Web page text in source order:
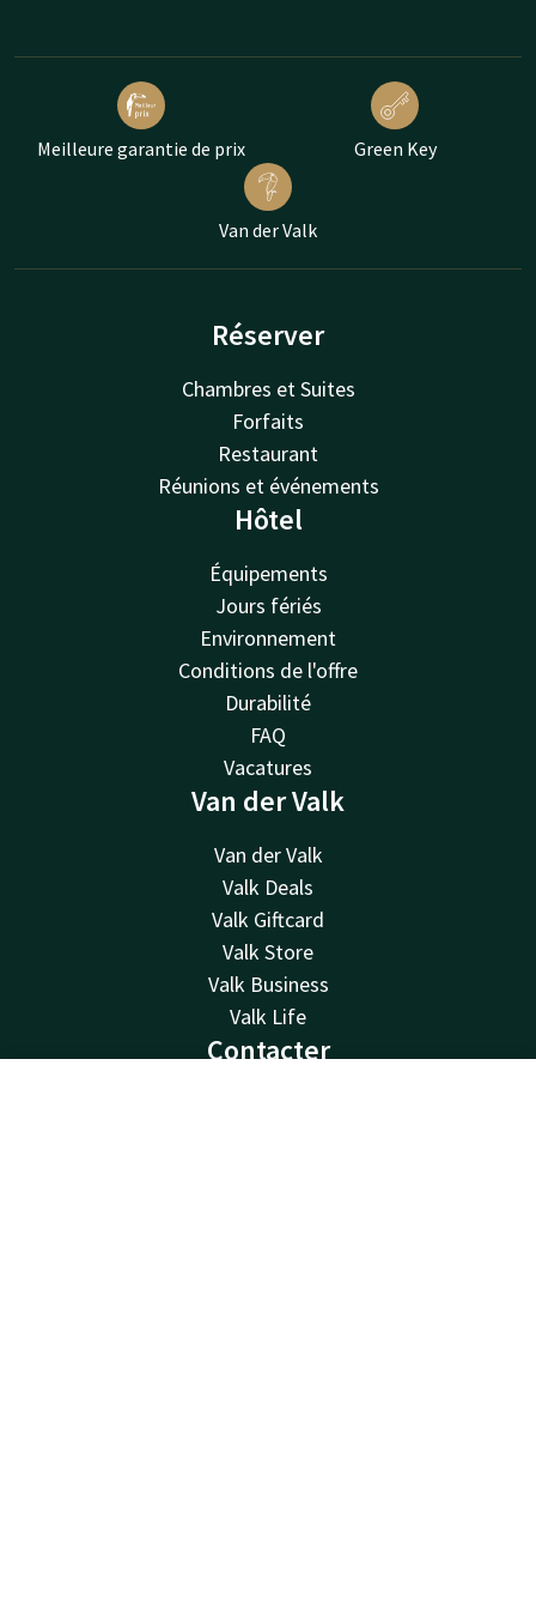
Meilleure garantie de prix Green Key
Van der Valk
Réserver
Chambres et Suites
Forfaits
Restaurant
Réunions et événements
Hôtel
Équipements
Jours fériés
Environnement
Conditions de l'offre
Durabilité
FAQ
Vacatures
Van der Valk
Van der Valk
Valk Deals
Valk Giftcard
Valk Store
Valk Business
Valk Life
Contacter